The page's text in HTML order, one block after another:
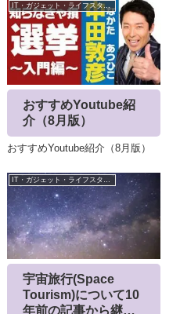
IT・ガジェット・ライフスタイル
おすすめYoutube紹
介（8月版）
おすすめYoutube紹介（8月版）
宇宙旅行(Space
Tourism)について10
年前の記事から継続